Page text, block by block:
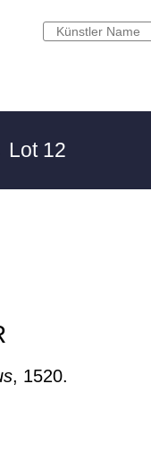
Lot 12
, 1520.